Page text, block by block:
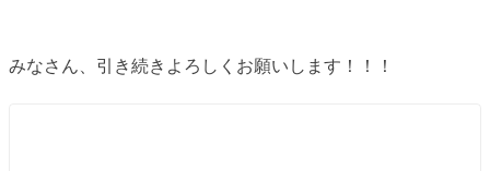
みなさん、引き続きよろしくお願いします！！！